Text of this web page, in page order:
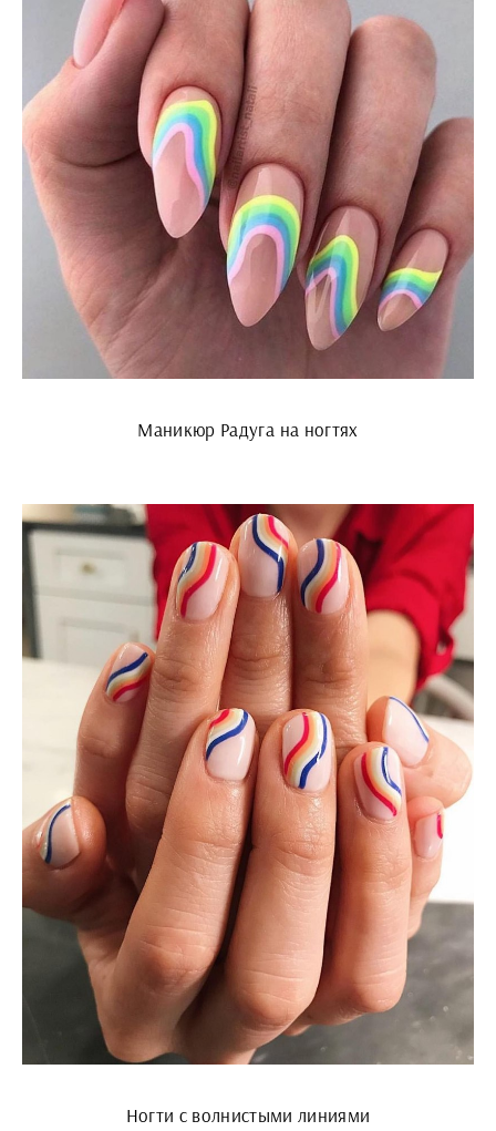
Маникюр Радуга на ногтях
Ногти с волнистыми линиями